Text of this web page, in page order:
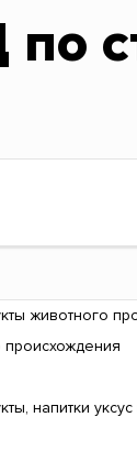
животного
происхождения
напитки уксус